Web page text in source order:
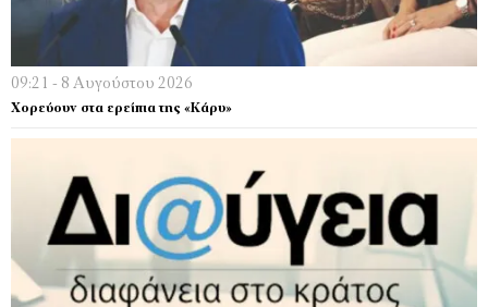
09:21 - 8 Αυγούστου 2026
Χορεύουν στα ερείπια της «Κάρυ»